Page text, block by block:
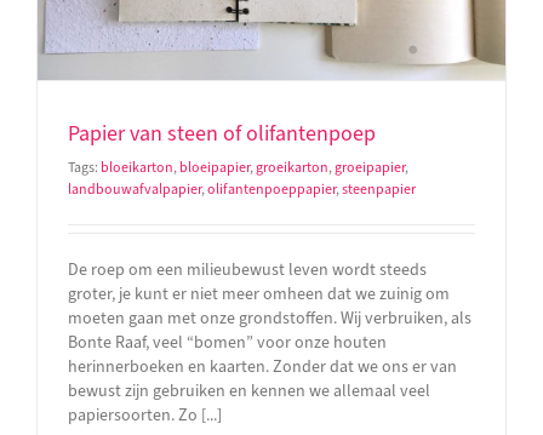
Papier van steen of olifantenpoep
Tags: bloeikarton,bloeipapier,groeikarton,groeipapier,
landbouwafvalpapier,olifantenpoeppapier,steenpapier
De roep om een milieubewust leven wordt steeds
groter, je kunt er niet meer omheen dat we zuinig om
moeten gaan met onze grondstoffen. Wij verbruiken, als
Bonte Raaf, veel “bomen” voor onze houten
herinnerboeken en kaarten. Zonder dat we ons er van
bewust zijn gebruiken en kennen we allemaal veel
papiersoorten. Zo [...]